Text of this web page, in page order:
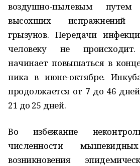
воздушно-пылевым
высохших испражнений
грызунов. Передачи
человеку не происходит.
начинает повышаться в
пика в июне-октябре.
продолжается от 7 до 46
21 до 25 дней.
Во избежание
численности
возникновения